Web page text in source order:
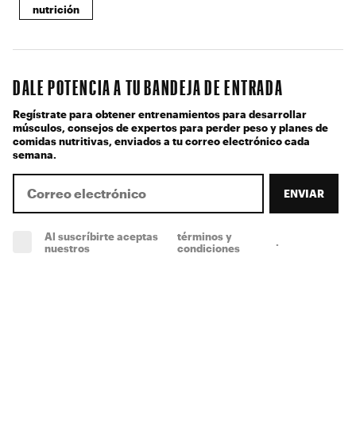
nutrición
DALE POTENCIA A TU BANDEJA DE ENTRADA
Regístrate para obtener entrenamientos para desarrollar
músculos, consejos de expertos para perder peso y planes de
comidas nutritivas, enviados a tu correo electrónico cada
semana.
ENVIAR
Al suscríbirte aceptas
nuestros
términos y
condiciones
.